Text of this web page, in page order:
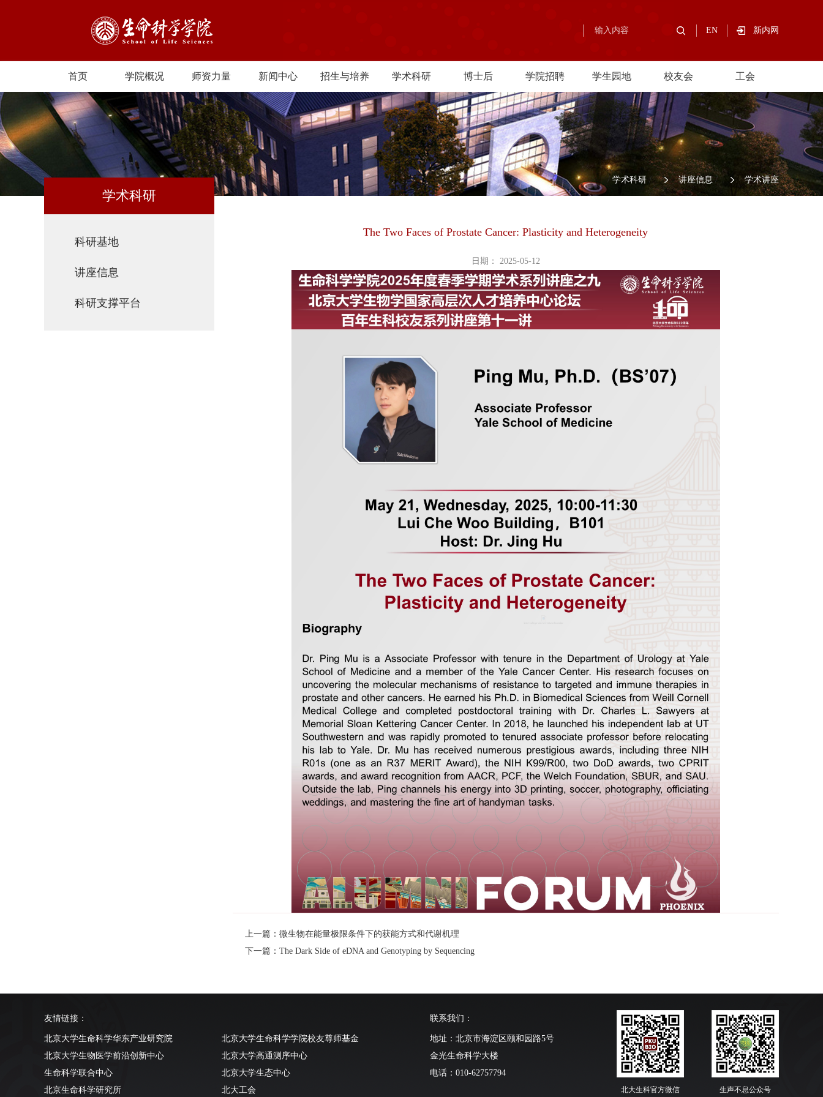
EN 新内网
首页 学院概况 师资力量 新闻中心 招生与培养 学术科研 博士后 学院招聘 学生园地 校友会 工会
/ 学术科研 / 讲座信息 / 学术讲座
学术科研
科研基地
讲座信息
科研支撑平台
The Two Faces of Prostate Cancer: Plasticity and Heterogeneity
日期： 2025-05-12
上一篇：微生物在能量极限条件下的获能方式和代谢机理
下一篇：The Dark Side of eDNA and Genotyping by Sequencing
友情链接：
北京大学生命科学华东产业研究院
北京大学生命科学学院校友尊师基金
北京大学生物医学前沿创新中心
北京大学高通测序中心
生命科学联合中心
北京大学生态中心
北京生命科学研究所
北大工会
联系我们：
地址：北京市海淀区颐和园路5号
金光生命科学大楼
电话：010-62757794
北大生科官方微信 生声不息公众号